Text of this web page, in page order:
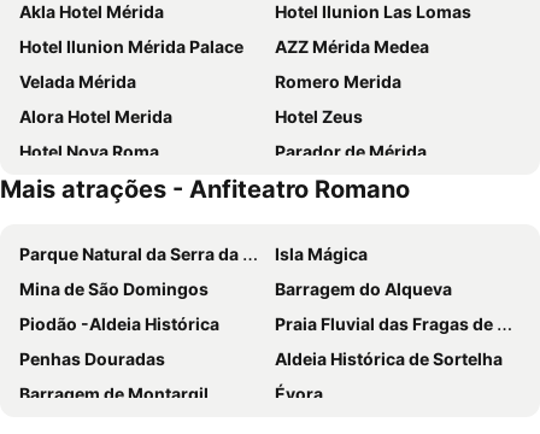
Akla Hotel Mérida
Hotel Ilunion Las Lomas
Hotel Ilunion Mérida Palace
AZZ Mérida Medea
Velada Mérida
Romero Merida
Alora Hotel Merida
Hotel Zeus
Hotel Nova Roma
Parador de Mérida
Hotel Vettonia
Hotel Rambla Emerita
Hotel Rural La Sinforosa
Gran Hotel Aqualange - Balneario de Alange
Hotel Varinia Serena - Balneario de Alange
Hotel Lusitania
Hotel Rural El Arriero
Hostal Aquaforum
Hotel Aldama
Termas Aqua Libera
El Balcon de Alange
Apartamento Tíbula Sur Parking
Mais atrações - Anfiteatro Romano
Parque Natural da Serra da Estrela
Isla Mágica
Mina de São Domingos
Barragem do Alqueva
Piodão -Aldeia Histórica
Praia Fluvial das Fragas de S. Simão
Penhas Douradas
Aldeia Histórica de Sortelha
Barragem de Montargil
Évora